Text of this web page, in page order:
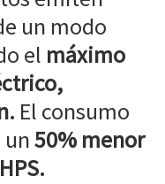
un modo
el máximo
El consumo
un50% menor